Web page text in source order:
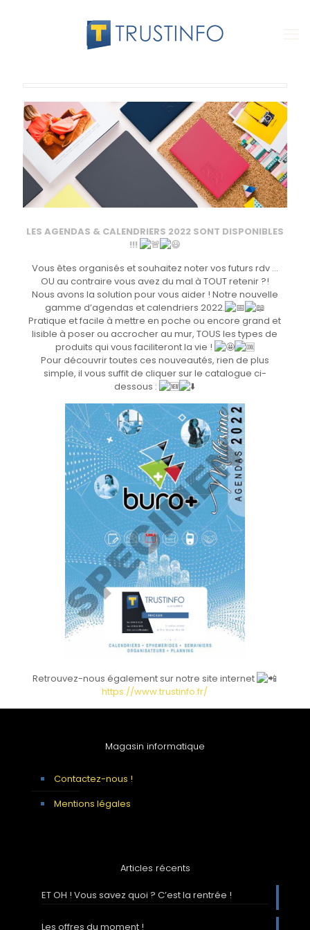
LES AGENDAS & CALENDRIERS 2022 SONT DISPONIBLES
!!!
Vous êtes organisés et souhaitez noter vos futurs rdv …
OU au contraire vous avez du mal à TOUT retenir ?!
Nous avons la solution pour vous aider ! Notre nouvelle
gamme d’agendas et calendriers 2022.
Pratique et facile à mettre en poche ou encore grand et
lisible à poser ou accrocher au mur, TOUS les types de
produits qui vous faciliteront la vie !
Pour découvrir toutes ces nouveautés, rien de plus
simple, il vous suffit de cliquer sur le catalogue ci-
dessous :
Retrouvez-nous également sur notre site internet
https://www.trustinfo.fr/
Magasin informatique
Contactez-nous !
Mentions légales
Articles récents
ET OH ! Vous savez quoi ? C’est la rentrée !
Les offres du moment !